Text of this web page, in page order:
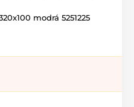
modrá 5251225